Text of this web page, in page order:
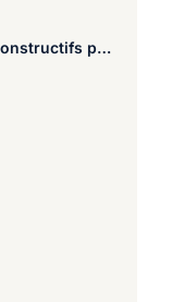
pour structures